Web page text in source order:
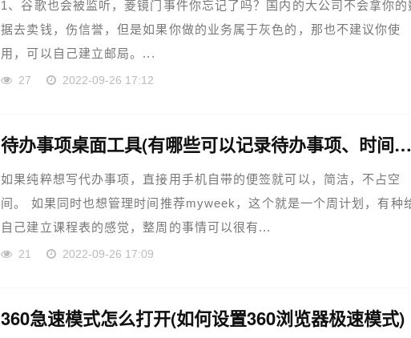
1、谷歌也会被监听，菱镜门事件你忘记了吗？国内的大公司不会拿你的
据去卖钱，伤信誉，但是如果你做的业务属于灰色的，那也不建议你使
用，可以自己建立邮局。...
27 2022-09-26 17:12
待办事项桌面工具(有哪些可以记录待办事项、时间管理的APP推荐？页面看起来
如果纯粹想写代办事项，直接用手机自带的便签就可以，简洁，不占空
间。 如果同时也想管理时间推荐myweek，这个就是一个周计划，有种
自己建立课程表的感觉，整周的事情可以很有...
21 2022-09-26 17:09
360急速模式怎么打开(如何设置360浏览器极速模式)